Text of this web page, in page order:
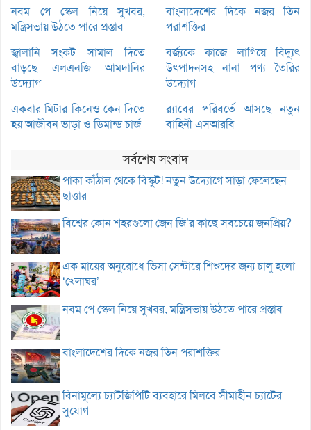
নবম পে স্কেল নিয়ে সুখবর,
মন্ত্রিসভায় উঠতে পারে প্রস্তাব
বাংলাদেশের দিকে নজর তিন
পরাশক্তির
জ্বালানি সংকট সামাল দিতে
বাড়ছে এলএনজি আমদানির
উদ্যোগ
বর্জ্যকে কাজে লাগিয়ে বিদ্যুৎ
উৎপাদনসহ নানা পণ্য তৈরির
উদ্যোগ
একবার মিটার কিনেও কেন দিতে
হয় আজীবন ভাড়া ও ডিমান্ড চার্জ
র‌্যাবের পরিবর্তে আসছে নতুন
বাহিনী এসআরবি
সর্বশেষ সংবাদ
পাকা কাঁঠাল থেকে বিস্কুট! নতুন উদ্যোগে সাড়া ফেলেছেন
ছাত্তার
বিশ্বের কোন শহরগুলো জেন জি’র কাছে সবচেয়ে জনপ্রিয়?
এক মায়ের অনুরোধে ভিসা সেন্টারে শিশুদের জন্য চালু হলো
‘খেলাঘর’
নবম পে স্কেল নিয়ে সুখবর, মন্ত্রিসভায় উঠতে পারে প্রস্তাব
বাংলাদেশের দিকে নজর তিন পরাশক্তির
বিনামূল্যে চ্যাটজিপিটি ব্যবহারে মিলবে সীমাহীন চ্যাটের
সুযোগ